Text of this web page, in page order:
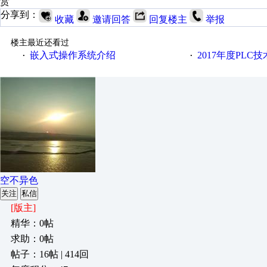
分享到：
收藏 邀请回答 回复楼主 举报
楼主最近还看过
· 嵌入式操作系统介绍 · 2017年度PLC
空不异色
关注 私信
[版主]
精华：0帖
求助：0帖
帖子：16帖 | 414回